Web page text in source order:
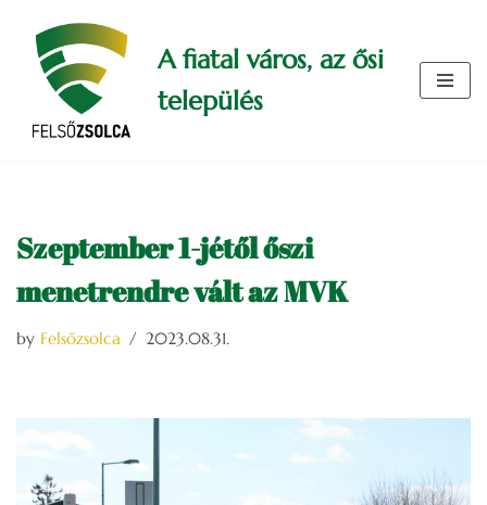
Skip
content
A fiatal város, az ősi
település
Szeptember 1-jétől őszi
menetrendre vált az MVK
by Felsőzsolca 2023.08.31.